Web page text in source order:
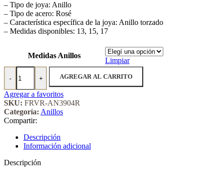
– Tipo de joya: Anillo
– Tipo de acero: Rosé
– Característica específica de la joya: Anillo torzado
– Medidas disponibles: 13, 15, 17
Medidas Anillos
Limpiar
-
Anillo de Acero Rosé Forever 3904R cantidad
+ AGREGAR AL CARRITO
Agregar a favoritos
SKU: FRVR-AN3904R
Categoría: Anillos
Compartir:
Descripción
Información adicional
Descripción